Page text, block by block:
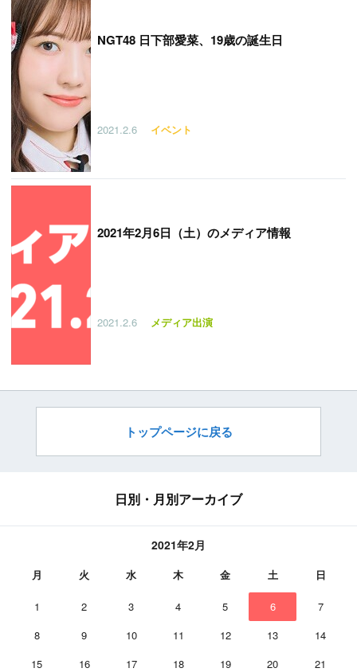
NGT48 日下部愛菜、19歳の誕生日
2021.2.6 イベント
2021年2月6日（土）のメディア情報
2021.2.6 メディア出演
トップページに戻る
日別・月別アーカイブ
2021年2月
月 火 水 木 金 土 日
1 2 3 4 5 6
7
8
9 10 11 12 13
14
15
16 17 18 19 20
21